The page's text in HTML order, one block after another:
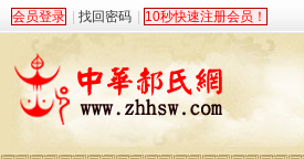
会员登录 找回密码 10秒快速注册会员！